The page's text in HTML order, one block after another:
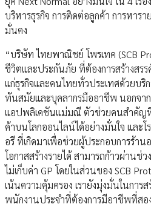
บริหารธุรกิจ การติดต่อลูกค้า การหารา
มั่นคง
“บริษัท ไทยพาณิชย์ โพรเทค (SCB
ชีวิตและประกันภัย ที่ต้องการสร้างสรร
แก่ธุรกิจและคนไทยทั่วประเทศด้วยบริ
ทันสมัยและบุคลากรมืออาชีพ นอกจ
แอปพลิเคชันแม่มณี ตัวช่วยคนสำคัญที่
ค้าบนโลกออนไลน์ได้อย่างมั่นใจ และ
อรี ที่เกิดมาเพื่อช่วยผู้ประกอบการร้าน
โอกาสสร้างรายได้ สามารถก้าวผ่านช่
ไม่เก็บค่า GP โดยในส่วนของ SCB
เน้นความคุ้มครอง เรายังมุ่งมั่นในการ
พนักงานประจำที่ต้องการมีอาชีพที่สอ